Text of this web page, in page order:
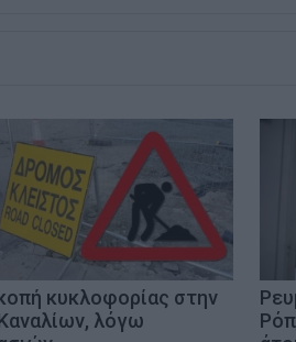
κυκλοφορίας στην
λόγω